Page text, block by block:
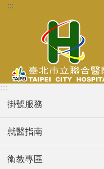
跳到主要內容區塊
:::
:::
掛號服務
就醫指南
衛教專區